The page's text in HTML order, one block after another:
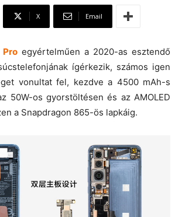
X Email
egyértelműen a 2020-as esztendő
ígérkezik, számos igen
vonultat fel, kezdve a 4500 mAh-s
50W-os gyorstöltésen és az AMOLED
a Snapdragon 865-ös lapkáig.